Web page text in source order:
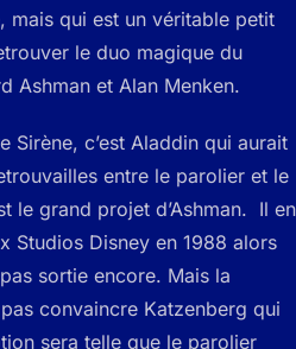
mais qui est un véritable petit
le duo magique du
Ashman et Alan Menken.
Sirène, c’est Aladdin qui aurait
entre le parolier et le
le grand projet d’Ashman. Il en
Studios Disney en 1988 alors
sortie encore. Mais la
convaincre Katzenberg qui
sera telle que le parolier